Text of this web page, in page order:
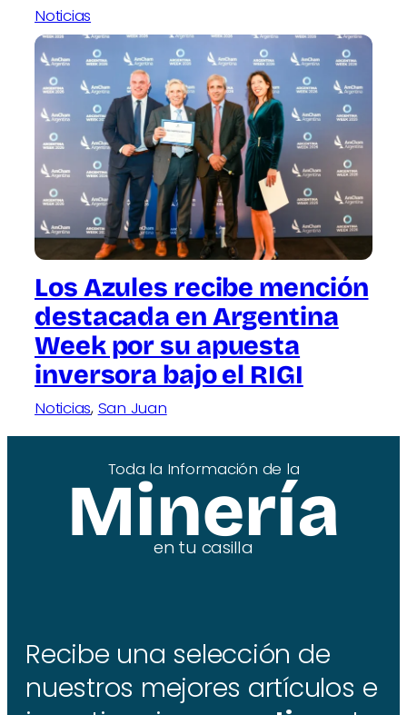
Noticias
Los Azules recibe mención
destacada en Argentina
Week por su apuesta
inversora bajo el RIGI
Noticias, San Juan
Toda la Información de la
Minería
en tu casilla
Recibe una selección de
nuestros mejores artículos e